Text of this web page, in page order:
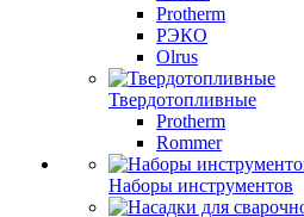
Protherm
РЭКО
Olrus
Твердотопливные
Protherm
Rommer
Наборы инструментов